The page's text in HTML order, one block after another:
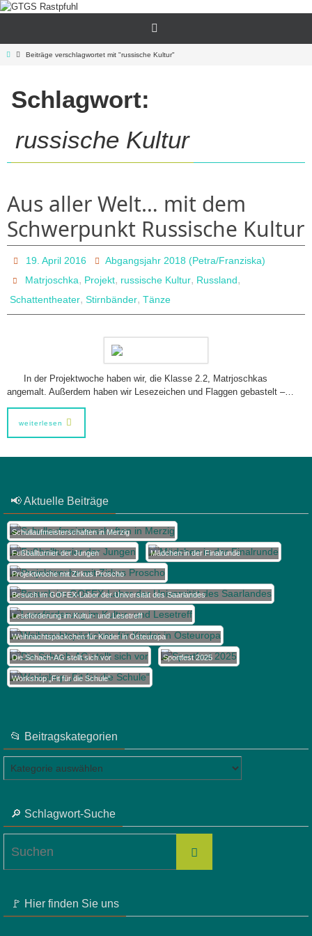
Zum
StartBeiträge verschlagwortet mit "russische Kultur"
Schlagwort:
russische Kultur
Aus aller Welt… mit dem
Schwerpunkt Russische Kultur
19. April 2016
Abgangsjahr 2018 (Petra/Franziska)
Matrjoschka, Projekt, russische Kultur, Russland,
Schattentheater, Stirnbänder, Tänze
In der Projektwoche haben wir, die Klasse 2.2, Matrjoschkas
angemalt. Außerdem haben wir Lesezeichen und Flaggen gebastelt –…
weiterlesen
📢 Aktuelle Beiträge
Schullaufmeisterschaften in Merzig
Fußballturnier der Jungen Mädchen in der Finalrunde
Projektwoche mit Zirkus Proscho
Besuch im GOFEX-Labor der Universität des Saarlandes
Leseförderung im Kultur- und Lesetreff
Weihnachtspäckchen für Kinder in Osteuropa
Die Schach-AG stellt sich vor Sportfest 2025
Workshop „Fit für die Schule“
📂 Beitragskategorien
📂
Beitragskategorien
🔎 Schlagwort-Suche
Suchen
🚩 Hier finden Sie uns